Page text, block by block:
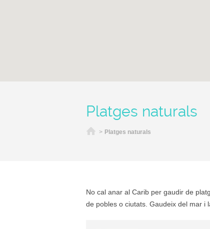
Platges naturals
Inici
> Platges naturals
No cal anar al Carib per gaudir de
de pobles o ciutats. Gaudeix del mar i